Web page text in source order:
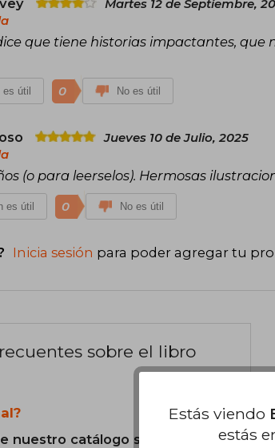
Martes 12 de Septiembre,
que tiene historias impactantes, que
es útil 0 No es útil
Jueves 10 de Julio, 2025
(o para leerselos). Hermosas
es útil 0 No es útil
Inicia sesión para poder agregar tu
sobre el libro
nuestro catálogo son Originales.
Estás viendo
estás